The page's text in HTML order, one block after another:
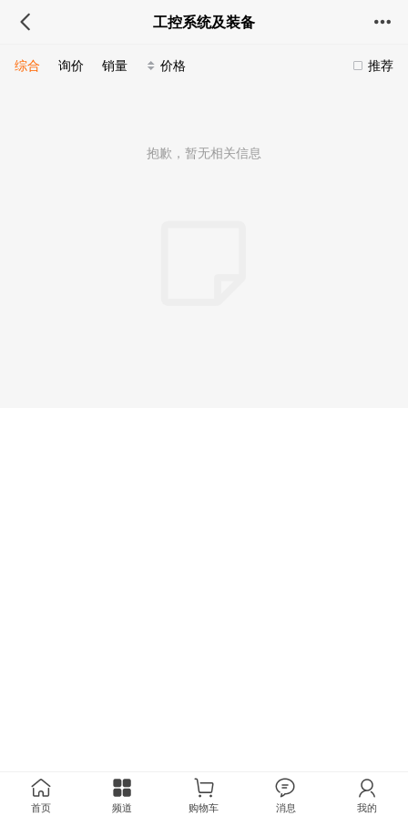
工控系统及装备
推荐
综合 询价 销量 价格
抱歉，暂无相关信息
首页 频道 购物车 消息 我的